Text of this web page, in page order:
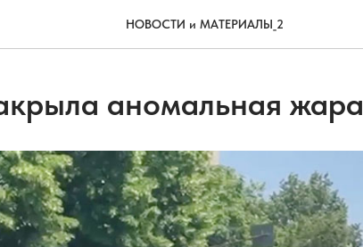
НОВОСТИ и МАТЕРИАЛЫ_2
аномальная жара